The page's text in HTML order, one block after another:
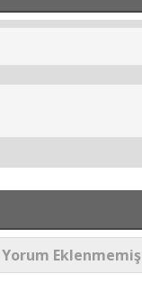
Eklenmemiş